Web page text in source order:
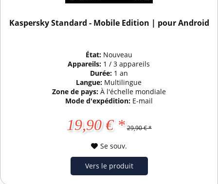
Kaspersky Standard - Mobile Edition | pour Android
État: Nouveau
Appareils: 1 / 3 appareils
Durée: 1 an
Langue: Multilingue
Zone de pays: À l'échelle mondiale
Mode d'expédition: E-mail
19,90 € * 29,90 € *
Se souv.
Vers le produit